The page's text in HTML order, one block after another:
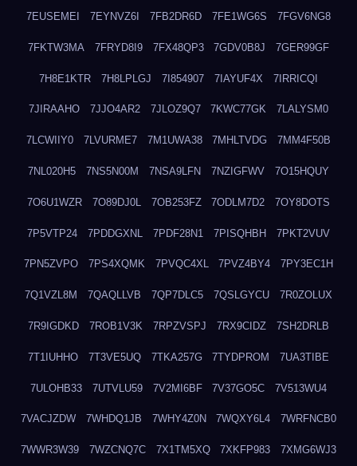
7EUSEMEI 7EYNVZ6I 7FB2DR6D 7FE1WG6S 7FGV6NG8
7FKTW3MA 7FRYD8I9 7FX48QP3 7GDV0B8J 7GER99GF
7H8E1KTR 7H8LPLGJ 7I854907 7IAYUF4X 7IRRICQI
7JIRAAHO 7JJO4AR2 7JLOZ9Q7 7KWC77GK 7LALYSM0
7LCWIIY0 7LVURME7 7M1UWA38 7MHLTVDG 7MM4F50B
7NL020H5 7NS5N00M 7NSA9LFN 7NZIGFWV 7O15HQUY
7O6U1WZR 7O89DJ0L 7OB253FZ 7ODLM7D2 7OY8DOTS
7P5VTP24 7PDDGXNL 7PDF28N1 7PISQHBH 7PKT2VUV
7PN5ZVPO 7PS4XQMK 7PVQC4XL 7PVZ4BY4 7PY3EC1H
7Q1VZL8M 7QAQLLVB 7QP7DLC5 7QSLGYCU 7R0ZOLUX
7R9IGDKD 7ROB1V3K 7RPZVSPJ 7RX9CIDZ 7SH2DRLB
7T1IUHHO 7T3VE5UQ 7TKA257G 7TYDPROM 7UA3TIBE
7ULOHB33 7UTVLU59 7V2MI6BF 7V37GO5C 7V513WU4
7VACJZDW 7WHDQ1JB 7WHY4Z0N 7WQXY6L4 7WRFNCB0
7WWR3W39 7WZCNQ7C 7X1TM5XQ 7XKFP983 7XMG6WJ3